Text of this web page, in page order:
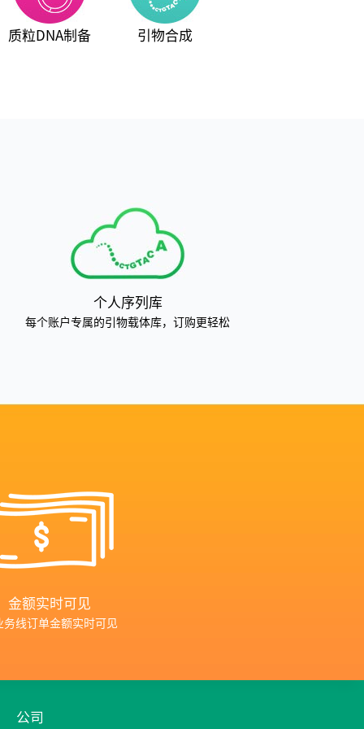
质粒DNA制备 引物合成
个人序列库
每个账户专属的引物载体库，订购更轻松
金额实时可见
务线订单金额实时可见
公司